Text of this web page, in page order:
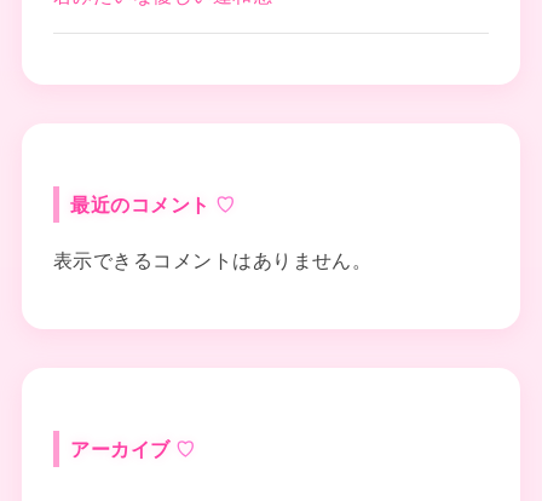
最近のコメント
表示できるコメントはありません。
アーカイブ